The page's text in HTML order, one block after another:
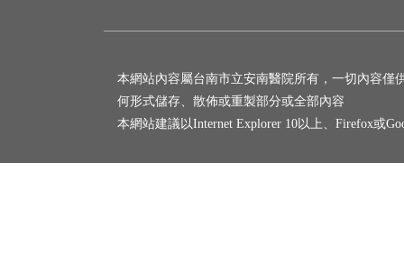
本網站內容屬台南市立安南醫院所有，一切內容僅
何形式儲存、散佈或重製部分或全部內容
本網站建議以Internet Explorer 10以上、Firefox或